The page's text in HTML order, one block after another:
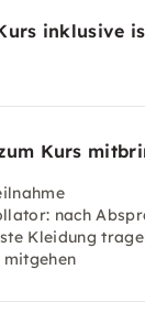
inklusive
Kurs
nach
Kleidung
mitgehen